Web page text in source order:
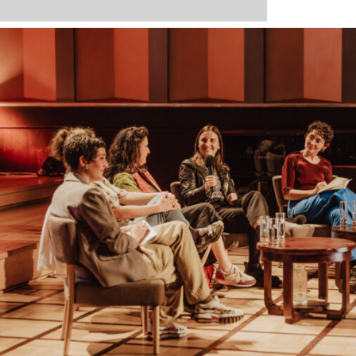
PAF Community – Design: towards greater
Celles qui font le design - Édition 0
+